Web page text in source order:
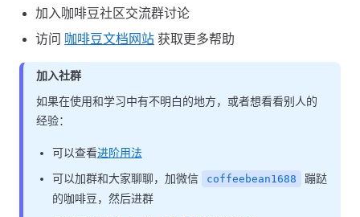
加入咖啡豆社区交流群讨论
访问 咖啡豆文档网站 获取更多帮助
加入社群
如果在使用和学习中有不明白的地方，或者想看看别人的
经验：
可以查看进阶用法
可以加群和大家聊聊，加微信
coffeebean1688
蹦跶
的咖啡豆，然后进群